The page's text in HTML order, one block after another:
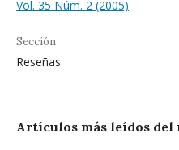
Vol. 35 Núm. 2 (2005)
Sección
Reseñas
Artículos más leídos